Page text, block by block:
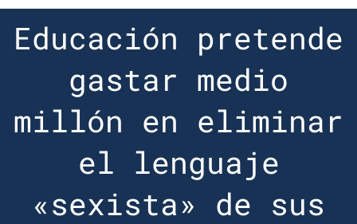
Educación pretende
gastar medio
millón en eliminar
el lenguaje
«sexista» de sus